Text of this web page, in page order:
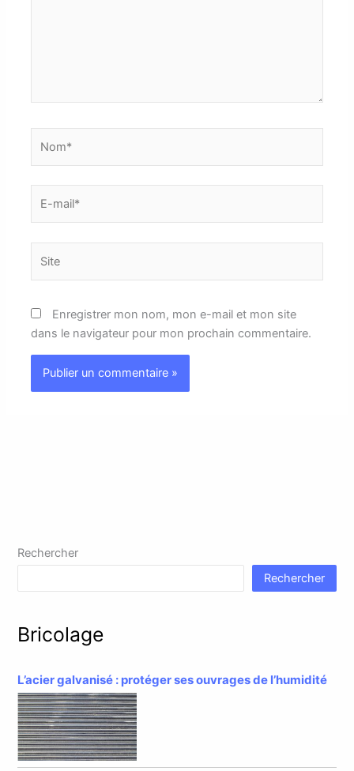
Enregistrer mon nom, mon e-mail et mon site
dans le navigateur pour mon prochain commentaire.
Rechercher
Rechercher
Bricolage
L’acier galvanisé : protéger ses ouvrages de l’humidité